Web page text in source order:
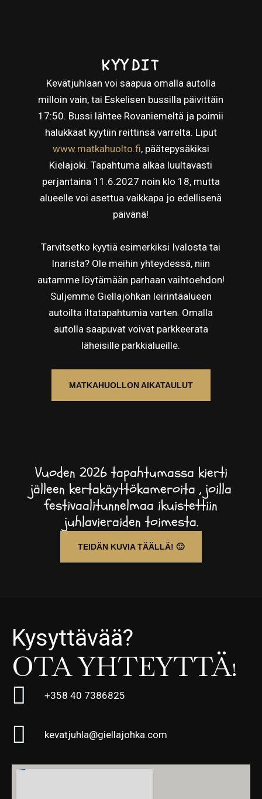
KYYDIT
Kevätjuhlaan voi saapua omalla autolla
milloin vain, tai Eskelisen bussilla päivittäin
17:50. Bussi lähtee Rovaniemeltä ja poimii
halukkaat kyytiin reittinsä varrelta. Liput
www.matkahuolto.fi, päätepysäkiksi
Kielajoki. Tapahtuma alkaa luultavasti
perjantaina 11.6.2027 noin klo 18, mutta
alueelle voi asettua vaikkapa jo edellisenä
päivänä!
Tarvitsetko kyytiä esimerkiksi Ivalosta tai
Inarista? Ole meihin yhteydessä, niin
autamme löytämään parhaan vaihtoehdon!
Suljemme Giellajohkan leirintäalueen
autoilta iltatapahtumia varten. Omalla
autolla saapuvat voivat parkkeerata
läheisille parkkialueille.
MATKAHUOLLON AIKATAULUT
Vuoden 2026 tapahtumassa kierti
jälleen kertakäyttökameroita , joilla
festivaalitunnelmaa ikuistettiin
juhlavieraiden toimesta.
TEIDÄN KUVIA TÄÄLLÄ! 🙂
Kysyttävää?
OTA YHTEYTTÄ!
+358 40 7386825
kevatjuhla@giellajohka.com